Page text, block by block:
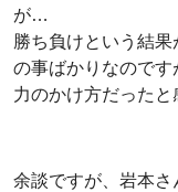
が…
勝ち負けという結
の事ばかりなので
力のかけ方だったと
余談ですが、岩本